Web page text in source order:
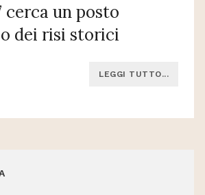
cerca un posto
dei risi storici
LEGGI TUTTO...